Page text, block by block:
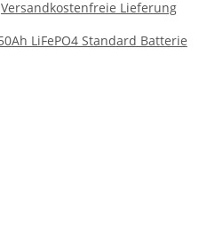
Versandkostenfreie Lieferung